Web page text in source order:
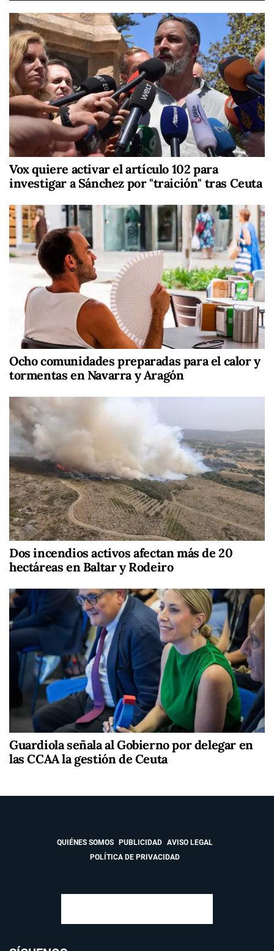
Vox quiere activar el artículo 102 para
investigar a Sánchez por "traición" tras Ceuta
Ocho comunidades preparadas para el calor y
tormentas en Navarra y Aragón
Dos incendios activos afectan más de 20
hectáreas en Baltar y Rodeiro
Guardiola señala al Gobierno por delegar en
las CCAA la gestión de Ceuta
QUIÉNES SOMOS PUBLICIDAD
AVISO LEGAL
POLÍTICA DE PRIVACIDAD